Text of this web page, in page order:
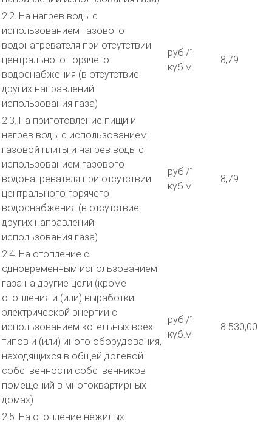
2.2. На нагрев воды с
использованием газового
водонагревателя при отсутствии
центрального горячего
водоснабжения (в отсутствие
других направлений
использования газа)
руб./1
куб.м
8,79
2.3. На приготовление пищи и
нагрев воды с использованием
газовой плиты и нагрев воды с
использованием газового
водонагревателя при отсутствии
центрального горячего
водоснабжения (в отсутствие
других направлений
использования газа)
руб./1
куб.м
8,79
2.4. На отопление с
одновременным использованием
газа на другие цели (кроме
отопления и (или) выработки
электрической энергии с
использованием котельных всех
типов и (или) иного оборудования,
находящихся в общей долевой
собственности собственников
помещений в многоквартирных
домах)
руб./1
куб.м
8 530,00
2.5. На отопление нежилых